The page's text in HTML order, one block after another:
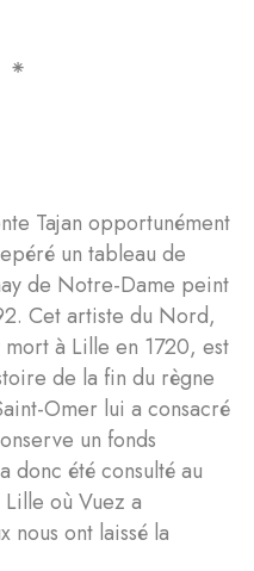
Tajan opportunément
un tableau de
de Notre-Dame peint
Cet artiste du Nord,
à Lille en 1720, est
de la fin du règne
Omer lui a consacré
un fonds
donc été consulté au
où Vuez a
nous ont laissé la